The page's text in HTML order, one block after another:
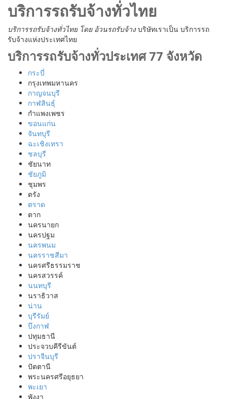
บริการรถรับจ้างทั่วไทย
บริการรถรับจ้างทั่วไทย โดย อ้วนรถรับจ้างบริษัทเราเป็น บริการรถ
รับจ้างแห่งประเทศไทย
บริการรถรับจ้างทั่วประเทศ 77 จังหวัด
กระบี่
กรุงเทพมหานคร
กาญจนบุรี
กาฬสินธุ์
กำแพงเพชร
ขอนแก่น
จันทบุรี
ฉะเชิงเทรา
ชลบุรี
ชัยนาท
ชัยภูมิ
ชุมพร
ตรัง
ตราด
ตาก
นครนายก
นครปฐม
นครพนม
นครราชสีมา
นครศรีธรรมราช
นครสวรรค์
นนทบุรี
นราธิวาส
น่าน
บุรีรัมย์
บึงกาฬ
ปทุมธานี
ประจวบคีรีขันต์
ปราจีนบุรี
ปัตตานี
พระนครศรีอยุธยา
พะเยา
พังงา